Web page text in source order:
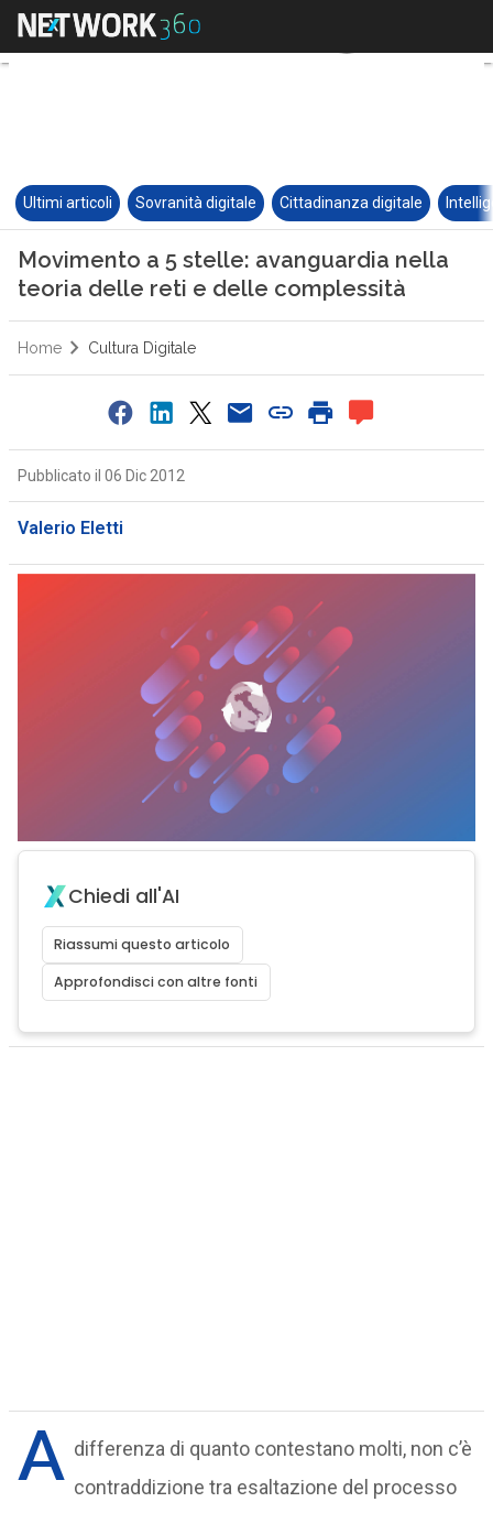
Ultimi articoli Sovranità digitale Cittadinanza digitale
Movimento a 5 stelle: avanguardia nella
teoria delle reti e delle complessità
Home Cultura Digitale
Pubblicato il 06 Dic 2012
Valerio Eletti
Chiedi all'AI
Riassumi questo articolo
Approfondisci con altre fonti
A differenza di quanto contestano molti, non c’è
contraddizione tra esaltazione del processo